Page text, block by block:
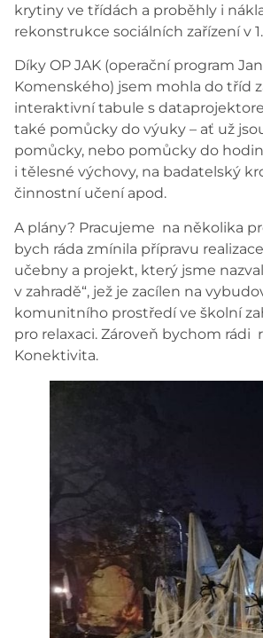
krytiny ve třídách a proběhly i
rekonstrukce sociálních zařízení v
Díky OP JAK (operační program
Komenského) jsem mohla do tříd
interaktivní tabule s
také pomůcky do výuky – ať už
pomůcky, nebo pomůcky do
i tělesné výchovy, na badatelský
činnostní učení apod.
A plány? Pracujeme na několika
bych ráda zmínila přípravu
učebny a projekt, který jsme
v zahradě“, jež je zacílen na
komunitního prostředí ve školní
pro relaxaci. Zároveň bychom rádi
Konektivita.